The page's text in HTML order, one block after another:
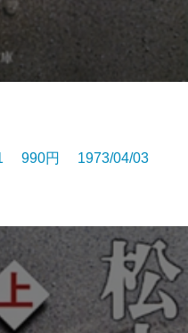
1 990円 1973/04/03